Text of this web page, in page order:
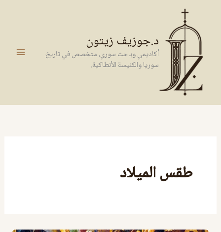
المحتوى
د.جوزيف زيتون
أكاديمي وباحث سوري، متخصص في تاريخ
سوريا والكنيسة الأنطاكية.
طقس الميلاد